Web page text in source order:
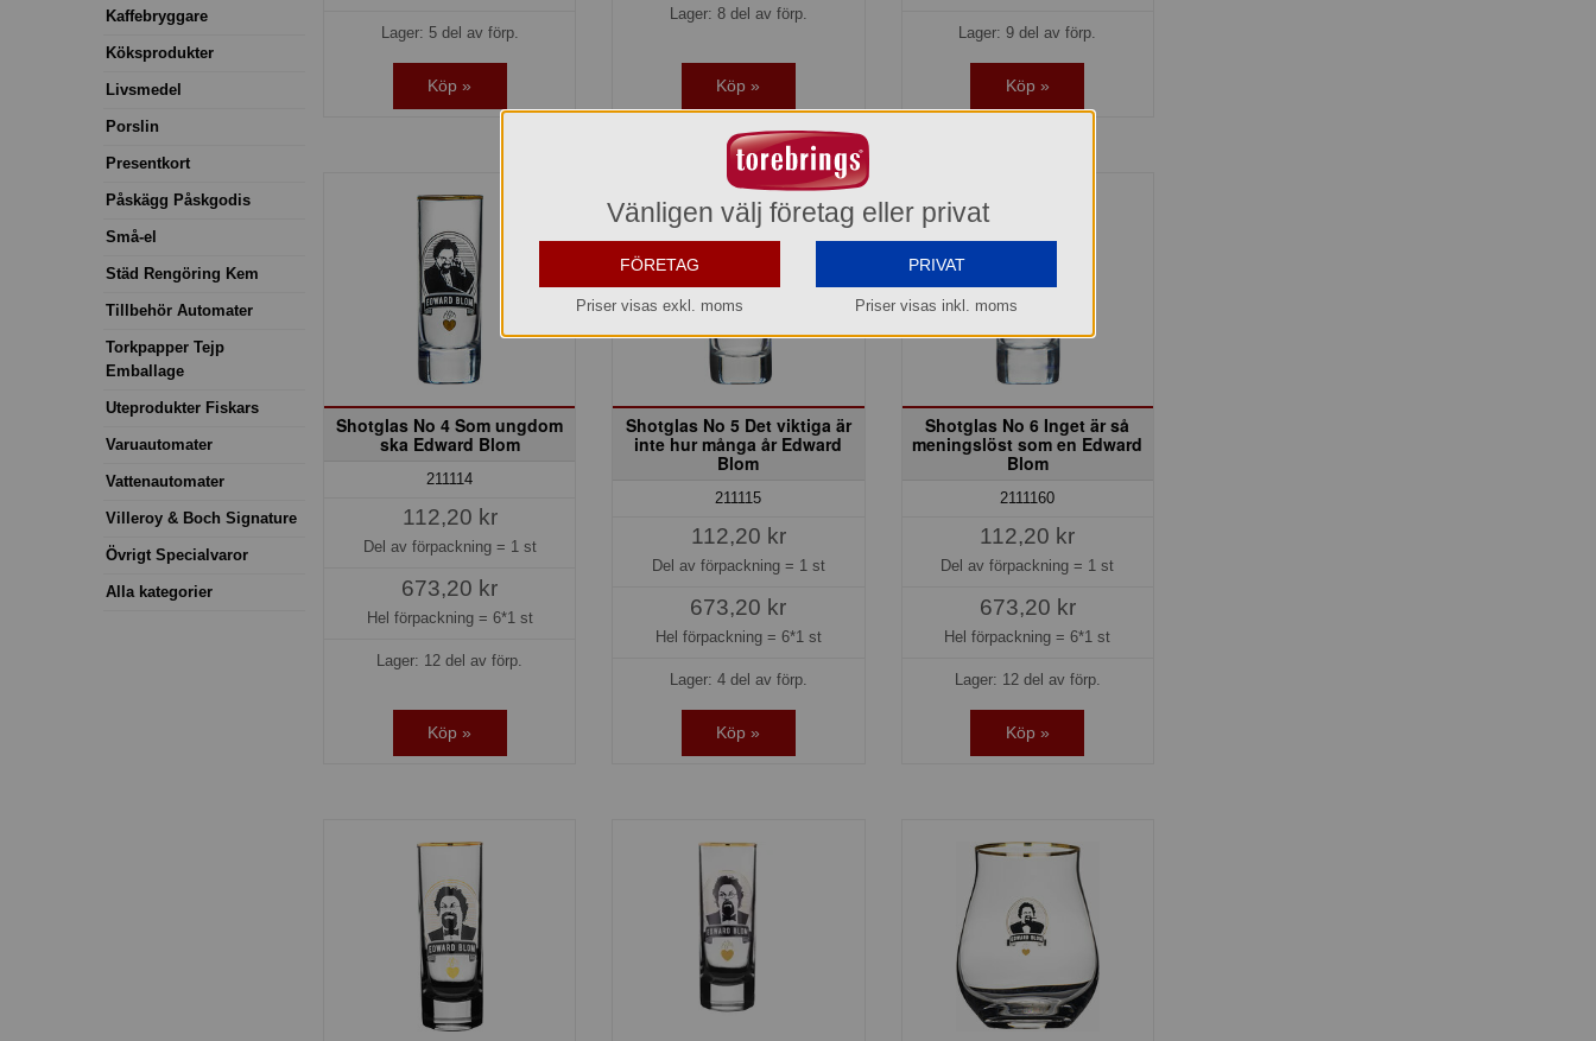
Kaffebryggare
Köksprodukter
Livsmedel
Porslin
Presentkort
Påskägg Påskgodis
Små-el
Städ Rengöring Kem
Tillbehör Automater
Torkpapper Tejp
Emballage
Uteprodukter Fiskars
Varuautomater
Vattenautomater
Villeroy & Boch Signature
Övrigt Specialvaror
Alla kategorier
Lager: 5 del av förp.
Köp »
Lager: 8 del av förp.
Köp »
Lager: 9 del av förp.
Köp »
Shotglas No 4 Som ungdom
ska Edward Blom
211114
112,20 kr
Del av förpackning = 1 st
673,20 kr
Hel förpackning = 6*1 st
Lager: 12 del av förp.
Köp »
Shotglas No 5 Det viktiga är
inte hur många år Edward
Blom
211115
112,20 kr
Del av förpackning = 1 st
673,20 kr
Hel förpackning = 6*1 st
Lager: 4 del av förp.
Köp »
Shotglas No 6 Inget är så
meningslöst som en Edward
Blom
2111160
112,20 kr
Del av förpackning = 1 st
673,20 kr
Hel förpackning =6*1 st
Lager: 12 del av förp.
Köp »
Vänligen välj företag eller privat
FÖRETAG
Priser visas exkl. moms
PRIVAT
Priser visas inkl. moms